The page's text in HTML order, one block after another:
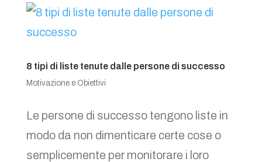
8 tipi di liste tenute dalle persone di successo
Motivazione e Obiettivi
Le persone di successo tengono liste in
modo da non dimenticare certe cose o
semplicemente per monitorare i loro